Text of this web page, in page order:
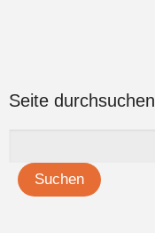
Seite durchsuchen